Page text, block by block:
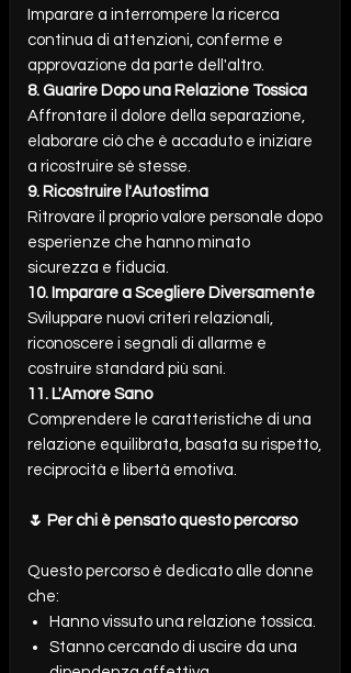
Imparare a interrompere la ricerca
continua di attenzioni, conferme e
approvazione da parte dell'altro.
8. Guarire Dopo una Relazione Tossica
Affrontare il dolore della separazione,
elaborare ciò che è accaduto e iniziare
a ricostruire sé stesse.
9. Ricostruire l'Autostima
Ritrovare il proprio valore personale dopo
esperienze che hanno minato
sicurezza e fiducia.
10. Imparare a Scegliere Diversamente
Sviluppare nuovi criteri relazionali,
riconoscere i segnali di allarme e
costruire standard più sani.
11. L'Amore Sano
Comprendere le caratteristiche di una
relazione equilibrata, basata su rispetto,
reciprocità e libertà emotiva.
🌷 Per chi è pensato questo percorso
Questo percorso è dedicato alle donne
che:
Hanno vissuto una relazione tossica.
Stanno cercando di uscire da una